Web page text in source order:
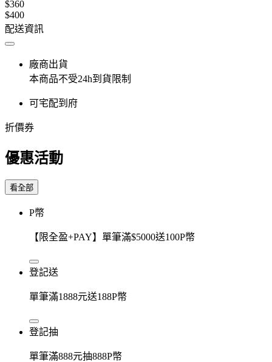
$360
$400
配送資訊
廠商出貨
本商品不受24h到貨限制
可宅配到府
折價券
優惠活動
看全部
P幣
【限全盈+PAY】單筆滿$5000送100P幣
登記送
單筆滿1888元送188P幣
登記抽
單筆滿888元抽888P幣